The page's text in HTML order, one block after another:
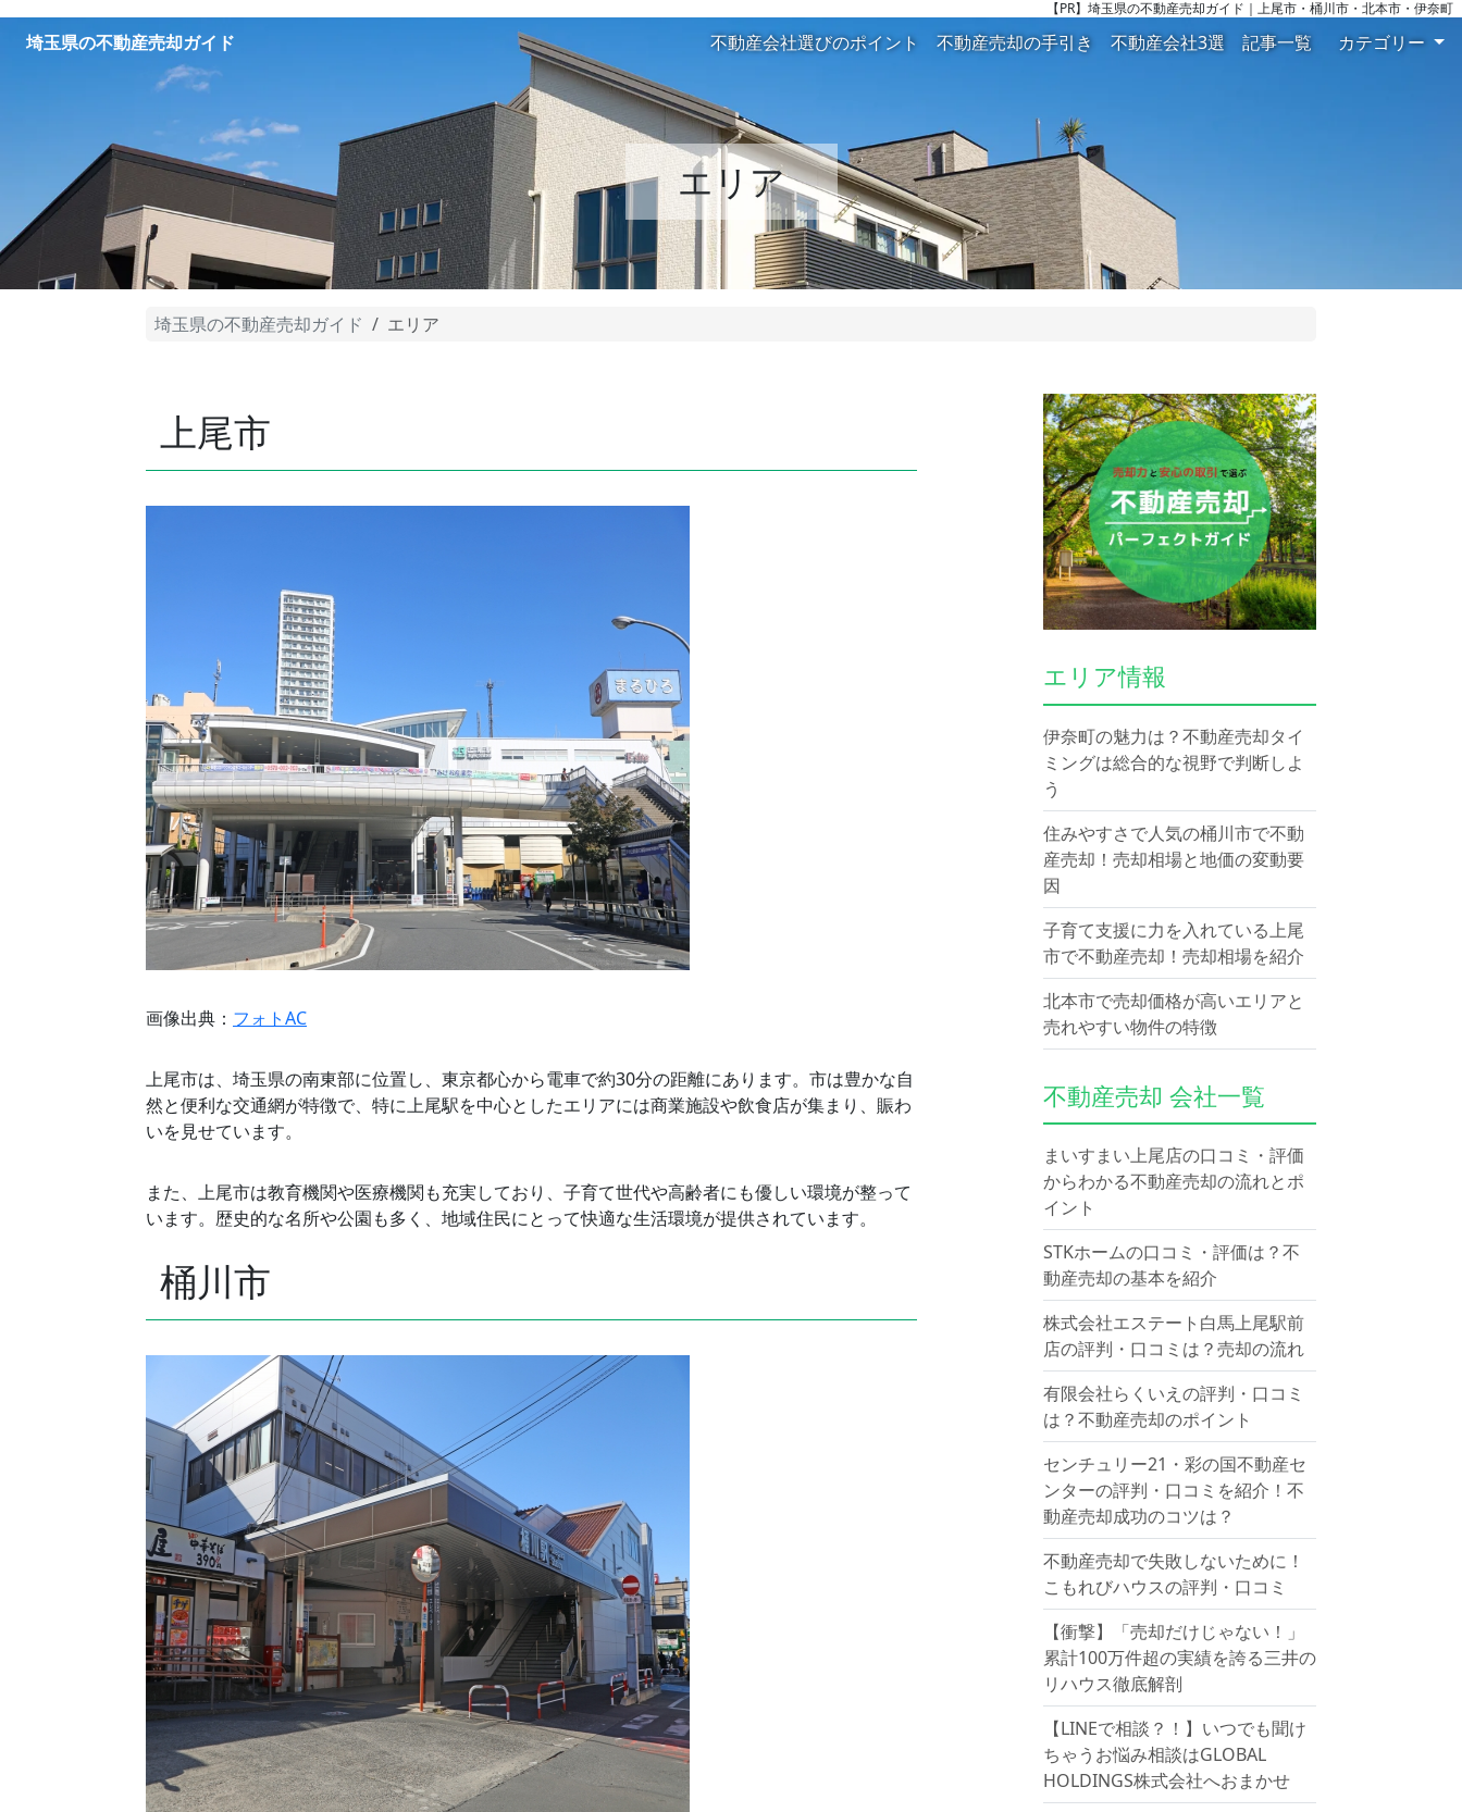
【PR】 埼玉県の不動産売却ガイド｜上尾市・桶川市・北本市・伊奈町
埼玉県の不動産売却ガイド 不動産会社選びのポイント 不動産売却の手引き 不動産会社3選 記事一覧 カテゴリー
エリア
埼玉県の不動産売却ガイド エリア
上尾市
画像出典： フォトAC
上尾市は、埼玉県の南東部に位置し、東京都心から電車で約30分の距離にあります。市は豊かな自
然と便利な交通網が特徴で、特に上尾駅を中心としたエリアには商業施設や飲食店が集まり、賑わ
いを見せています。
また、上尾市は教育機関や医療機関も充実しており、子育て世代や高齢者にも優しい環境が整って
います。歴史的な名所や公園も多く、地域住民にとって快適な生活環境が提供されています。
桶川市
エリア情報
伊奈町の魅力は？不動産売却タイ
ミングは総合的な視野で判断しよ
う
住みやすさで人気の桶川市で不動
産売却！売却相場と地価の変動要
因
子育て支援に力を入れている上尾
市で不動産売却！売却相場を紹介
北本市で売却価格が高いエリアと
売れやすい物件の特徴
不動産売却 会社一覧
まいすまい上尾店の口コミ・評価
からわかる不動産売却の流れとポ
イント
STKホームの口コミ・評価は？不
動産売却の基本を紹介
株式会社エステート白馬上尾駅前
店の評判・口コミは？売却の流れ
有限会社らくいえの評判・口コミ
は？不動産売却のポイント
センチュリー21・彩の国不動産セ
ンターの評判・口コミを紹介！不
動産売却成功のコツは？
不動産売却で失敗しないために！
こもれびハウスの評判・口コミ
【衝撃】「売却だけじゃない！」
累計100万件超の実績を誇る三井の
リハウス徹底解剖
【LINEで相談？！】いつでも聞け
ちゃうお悩み相談はGLOBAL
HOLDINGS株式会社へおまかせ